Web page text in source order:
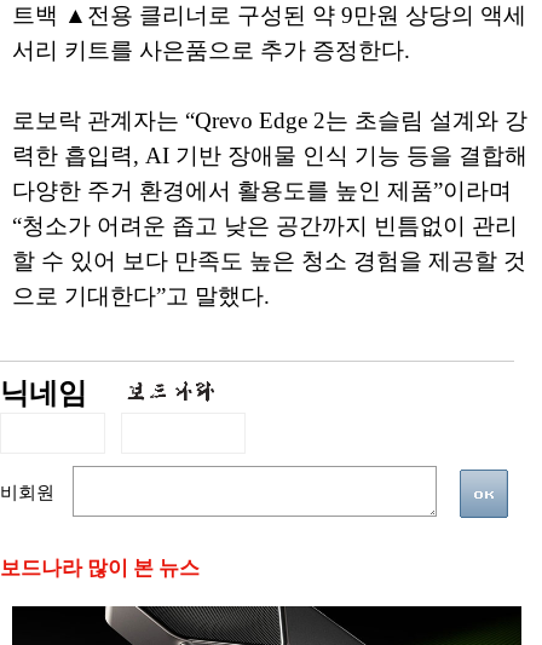
트백 ▲전용 클리너로 구성된 약 9만원 상당의 액세
서리 키트를 사은품으로 추가 증정한다.
로보락 관계자는 “Qrevo Edge 2는 초슬림 설계와 강
력한 흡입력, AI 기반 장애물 인식 기능 등을 결합해
다양한 주거 환경에서 활용도를 높인 제품”이라며
“청소가 어려운 좁고 낮은 공간까지 빈틈없이 관리
할 수 있어 보다 만족도 높은 청소 경험을 제공할 것
으로 기대한다”고 말했다.
닉네임
비회원
보드나라 많이 본 뉴스